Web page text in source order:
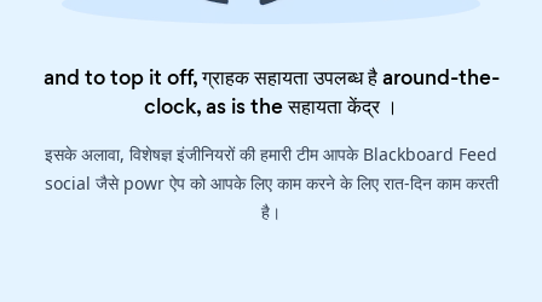
and to top it off, ग्राहक सहायता उपलब्ध है around-the-
clock, as is theसहायता केंद्र।
इसके अलावा, विशेषज्ञ इंजीनियरों की हमारी टीम आपके Blackboard Feed
social जैसे powr ऐप को आपके लिए काम करने के लिए रात-दिन काम करती
है।